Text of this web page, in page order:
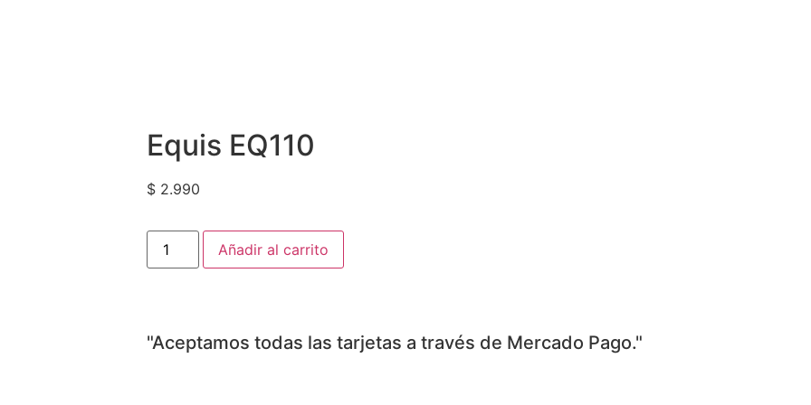
Equis EQ110
$ 2.990
Añadir al carrito
"Aceptamos todas las tarjetas a través de Mercado Pago."